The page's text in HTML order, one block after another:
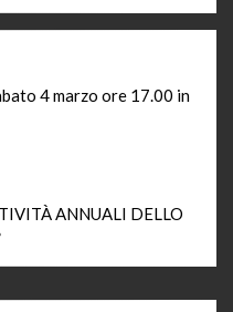
4 marzo ore 17.00 in
ANNUALI DELLO